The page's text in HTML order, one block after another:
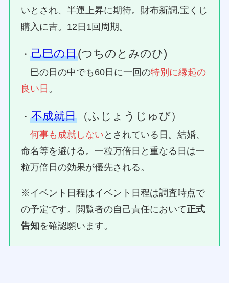
いとされ、半運上昇に期待。財布新調,宝くじ
購入に吉。12日1回周期。
・己巳の日(つちのとみのひ)
巳の日の中でも60日に一回の特別に縁起の
良い日 。
・不成就日 （ふじょうじゅび）
何事も成就しない とされている日。結婚、
命名等を避ける。一粒万倍日と重なる日は一
粒万倍日の効果が優先される。
※イベント日程はイベント日程は調査時点で
の予定です。閲覧者の自己責任において正式
告知を確認願います。